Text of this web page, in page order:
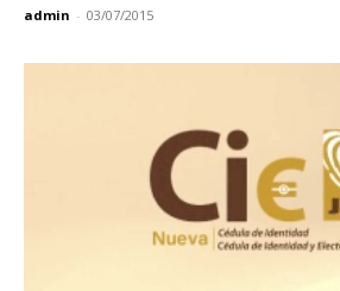
admin - 03/07/2015